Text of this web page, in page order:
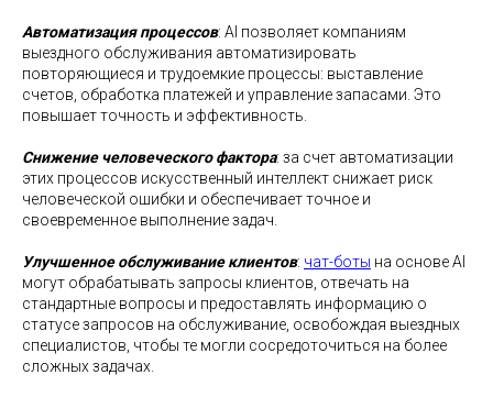
Автоматизация процессов: AI позволяет компаниям
выездного обслуживания автоматизировать
повторяющиеся и трудоемкие процессы: выставление
счетов, обработка платежей и управление запасами. Это
повышает точность и эффективность.
Снижение человеческого фактора: за счет автоматизации
этих процессов искусственный интеллект снижает риск
человеческой ошибки и обеспечивает точное и
своевременное выполнение задач.
Улучшенное обслуживание клиентов: чат-боты на основе AI
могут обрабатывать запросы клиентов, отвечать на
стандартные вопросы и предоставлять информацию о
статусе запросов на обслуживание, освобождая выездных
специалистов, чтобы те могли сосредоточиться на более
сложных задачах.